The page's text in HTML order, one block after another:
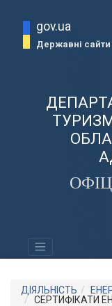
gov.ua
Державні сайти
ДІЯЛЬНІСТЬ
СЕРТИФІКАТИ